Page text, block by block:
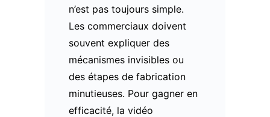
n’est pas toujours simple.
Les commerciaux doivent
souvent expliquer des
mécanismes invisibles ou
des étapes de fabrication
minutieuses. Pour gagner en
efficacité, la vidéo